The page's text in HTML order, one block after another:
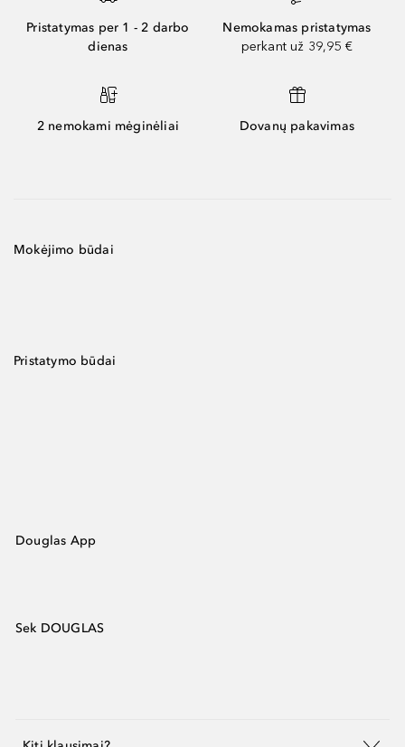
Pristatymas per 1 - 2 darbo
dienas
Nemokamas pristatymas
perkant už 39,95 €
2 nemokami mėginėliai Dovanų pakavimas
Mokėjimo būdai
Pristatymo būdai
Douglas App
Sek DOUGLAS